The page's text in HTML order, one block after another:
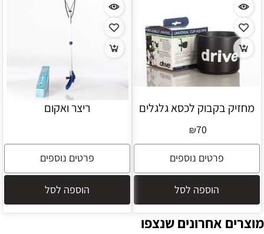
מחזיק בקבוק לכסא גלגלים
₪70
פרטים נוספים
הוספה לסל
ריצר ואקום
פרטים נוספים
הוספה לסל
מוצרים אחרונים שנצפו